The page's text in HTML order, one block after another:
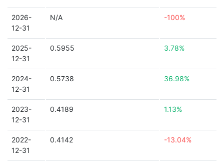
2026-
12-31
N/A -100%
2025-
12-31
0.5955 3.78%
2024-
12-31
0.5738 36.98%
2023-
12-31
0.4189 1.13%
2022-
12-31
0.4142 -13.04%